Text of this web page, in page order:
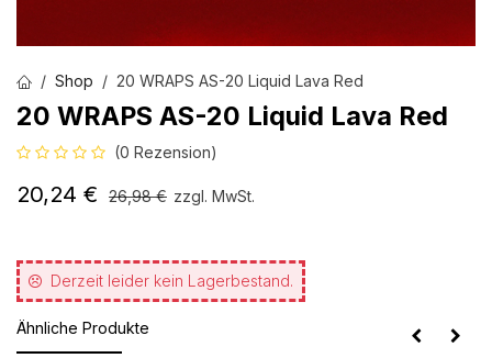
Shop 20 WRAPS AS-20 Liquid Lava Red
20 WRAPS AS-20 Liquid Lava Red
(0 Rezension)
20,24 € 26,98€ zzgl. MwSt.
Derzeit leider kein Lagerbestand.
Ähnliche Produkte